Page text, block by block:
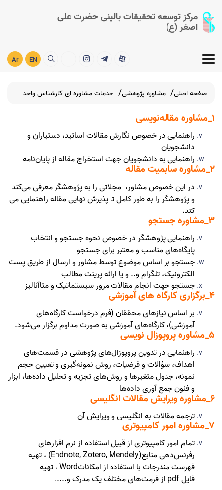
مرکز توسعه تحقیقات بالینی حضرت علی
اصغر (ع)
EN
Ar
صفحه اصلی مشاوره پژوهشی خدمات مشاوره ای کارشناس واحد
1
_مشاوره مقاله‌نویسی
راهنمایی در خصوص نگارش مقالات اساتید، دستیاران و
دانشجویان
راهنمایی به دانشجویان جهت استخراج مقاله از پایان‌نامه
2
_مشاوره سابمیت مقاله
در این خصوص مشاور، مجلاتی را به پژوهشگر معرفی می‌کند
و پژوهشگر را به طور کامل تا پذیرش نهایی مقاله راهنمایی می
کند.
3
_مشاوره جستجو
راهنمایی پژوهشگر در خصوص نحوه جستجو و انتخاب
پایگاه‌های مناسب و معتبر برای جستجو
جستجو بر اساس موضوع توسط مشاور و ارسال از طریق پست
الکترونیک، تلگرام و.. و یا ارائه پرینت مطالب
جستجو جهت انجام مقالات مرور سیستماتیک و متاآنالیز
4
_برگزاری کارگاه های آموزشی
بر اساس نیازهای محققان (فرم درخواست کارگاه‌های
آموزشی)، کارگاه‌های آموزشی به صورت مداوم برگزار می‌شود.
5
_مشاوره پروپوزال نویسی
راهنمایی در تدوین پروپوزال‌های پژوهشی در قسمت‌های
اهداف، سؤالات و فرضیات، روش نمونه‌گیری و تعیین حجم
نمونه، جدول متغیرها و روش‌های تجزیه و تحلیل داده‌ها، ابزار
و فنون جمع آوری داده‌ها
6
_مشاوره ویرایش مقالات انگلیسی
ترجمه مقالات به انگلیسی و ویرایش آن
7
_مشاوره امور کامپیوتری
تمام امور کامپیوتری از قبیل استفاده از نرم افزارهای
رفرنس‌دهی منابع(Endnote, Zotero, Mendely) ، تهیه
فهرست مندرجات با استفاده از امکاناتWord، تهیه
فایلpdf از فرمت‌های مختلف یک مدرک و.....